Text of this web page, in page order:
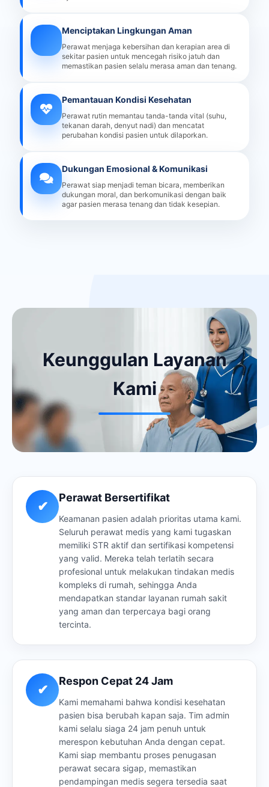
Menciptakan Lingkungan Aman
Perawat menjaga kebersihan dan kerapian area di
sekitar pasien untuk mencegah risiko jatuh dan
memastikan pasien selalu merasa aman dan tenang.
Pemantauan Kondisi Kesehatan
Perawat rutin memantau tanda-tanda vital (suhu,
tekanan darah, denyut nadi) dan mencatat
perubahan kondisi pasien untuk dilaporkan.
Dukungan Emosional & Komunikasi
Perawat siap menjadi teman bicara, memberikan
dukungan moral, dan berkomunikasi dengan baik
agar pasien merasa tenang dan tidak kesepian.
Keunggulan Layanan
Kami
✔
Perawat Bersertifikat
Keamanan pasien adalah prioritas utama kami.
Seluruh perawat medis yang kami tugaskan
memiliki STR aktif dan sertifikasi kompetensi
yang valid. Mereka telah terlatih secara
profesional untuk melakukan tindakan medis
kompleks di rumah, sehingga Anda
mendapatkan standar layanan rumah sakit
yang aman dan terpercaya bagi orang
tercinta.
✔
Respon Cepat 24 Jam
Kami memahami bahwa kondisi kesehatan
pasien bisa berubah kapan saja. Tim admin
kami selalu siaga 24 jam penuh untuk
merespon kebutuhan Anda dengan cepat.
Kami siap membantu proses penugasan
perawat secara sigap, memastikan
pendampingan medis segera tersedia saat